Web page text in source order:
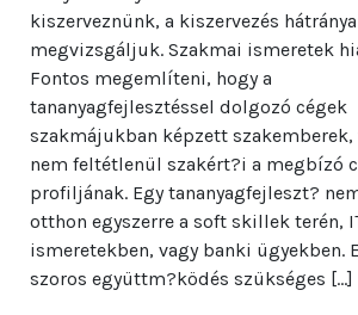
kiszerveznünk, a kiszervezés
megvizsgáljuk. Szakmai ismeretek
Fontos megemlíteni, hogy a
tananyagfejlesztéssel dolgozó cégek
szakmájukban képzett
nem feltétlenül szakért?i a megbízó
profiljának. Egy tananyagfejleszt?
otthon egyszerre a soft skillek terén,
ismeretekben, vagy banki ügyekben.
szoros együttm?ködés szükséges […]